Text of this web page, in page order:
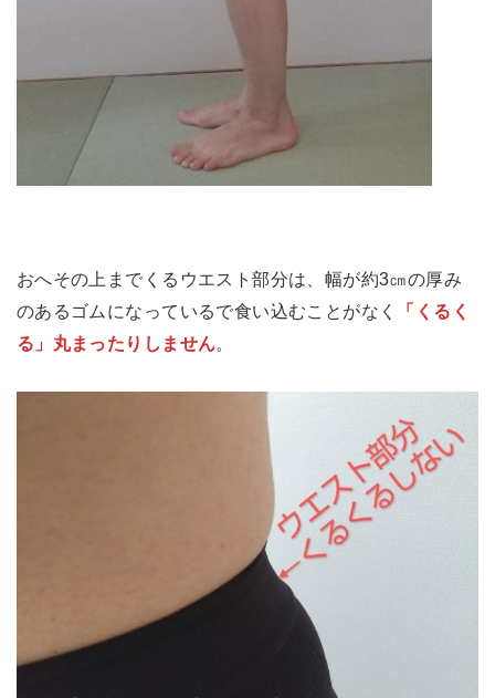
おへその上までくるウエスト部分は、幅が約3㎝の厚み
のあるゴムになっているで食い込むことがなく
「くるく
る」丸まったりしません。